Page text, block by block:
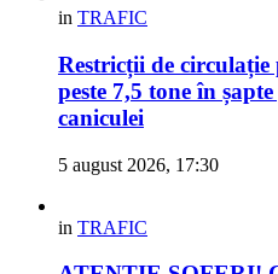
in TRAFIC
Restricții de circulație
peste 7,5 tone în
caniculei
5 august 2026, 17:30
in TRAFIC